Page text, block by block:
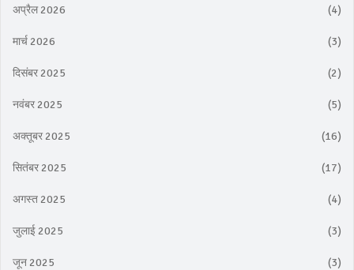
अप्रैल 2026 (4)
मार्च 2026 (3)
दिसंबर 2025 (2)
नवंबर 2025 (5)
अक्तूबर 2025 (16)
सितंबर 2025 (17)
अगस्त 2025 (4)
जुलाई 2025 (3)
जून 2025 (3)